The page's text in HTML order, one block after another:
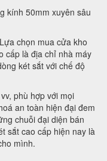
kính 50mm xuyên sâu
chọn mua cửa kho
cấp là địa chỉ nhà máy
két sắt với chế độ
phù hợp với mọi
an toàn hiện đại đem
chuỗi đại diện bán
sắt cao cấp hiện nay là
mình.